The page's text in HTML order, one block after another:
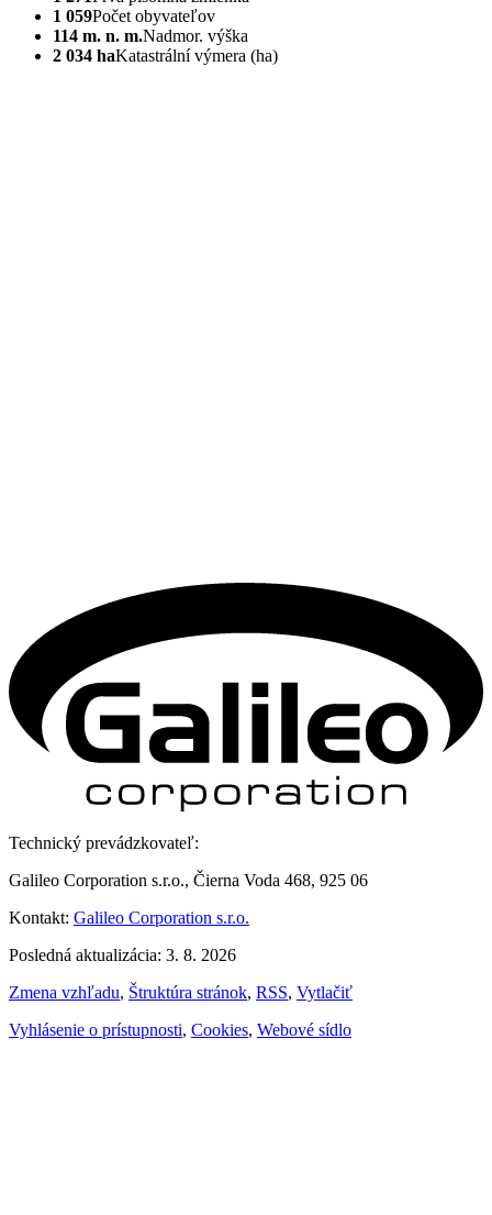
1 059Počet obyvateľov
114 m. n. m.Nadmor. výška
2 034 haKatastrální výmera (ha)
Technický prevádzkovateľ:
Galileo Corporation s.r.o., Čierna Voda 468, 925 06
Kontakt: Galileo Corporation s.r.o.
Posledná aktualizácia: 3. 8. 2026
Zmena vzhľadu, Štruktúra stránok, RSS, Vytlačiť
Vyhlásenie o prístupnosti, Cookies, Webové sídlo